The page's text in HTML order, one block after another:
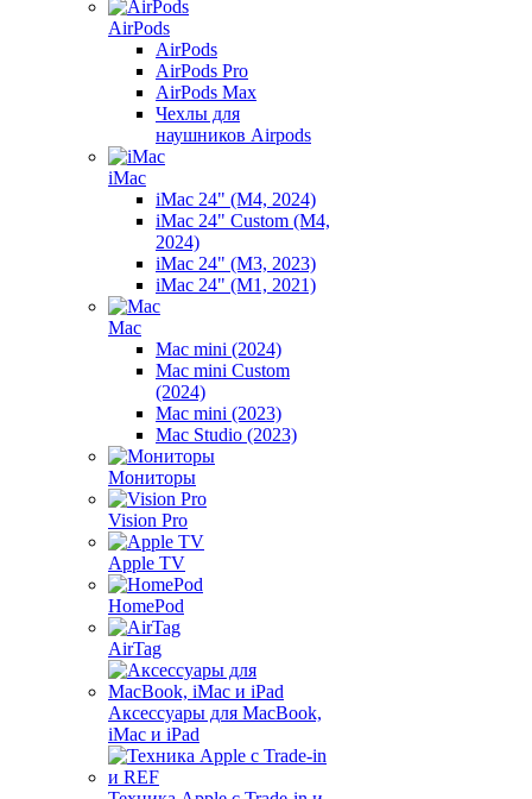
AirPods
AirPods
AirPods Pro
AirPods Max
Чехлы для
наушников Airpods
iMac
iMac 24" (M4, 2024)
iMac 24" Custom (M4,
2024)
iMac 24" (M3, 2023)
iMac 24" (M1, 2021)
Mac
Mac mini (2024)
Mac mini Custom
(2024)
Mac mini (2023)
Mac Studio (2023)
Мониторы
Vision Pro
Apple TV
HomePod
AirTag
Аксессуары для MacBook,
iMac и iPad